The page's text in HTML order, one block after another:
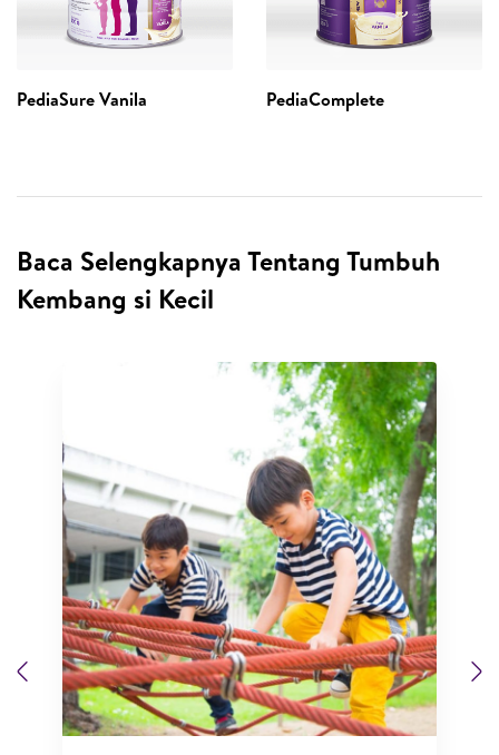
PediaSure Vanila PediaComplete
Baca Selengkapnya Tentang Tumbuh
Kembang si Kecil
Previous